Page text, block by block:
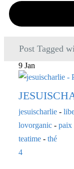
Post Tagged
9 Jan
jesuischarlie -
lovorganic - paix
teatime - thé
4